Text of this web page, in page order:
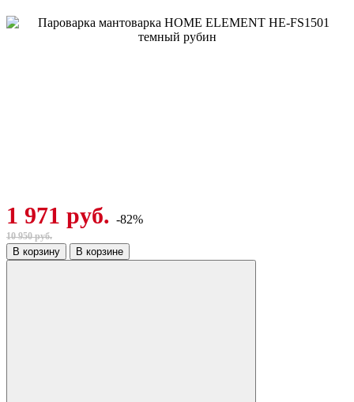
1 971 руб. -82%
10 950 руб.
В корзину В корзине